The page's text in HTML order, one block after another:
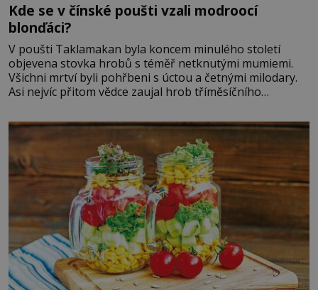
Kde se v čínské poušti vzali modroocí
blonďáci?
V poušti Taklamakan byla koncem minulého století
objevena stovka hrobů s téměř netknutými mumiemi.
Všichni mrtví byli pohřbeni s úctou a četnými milodary.
Asi nejvíc přitom vědce zaujal hrob tříměsíčního
blonďaté vlásky. Fakt, že jsou těla dávných lidí nesmírně
dobře zachovalá, přičítají odborníci zdejším klimatickým
podmínkám. Sucho, prosolené písky a extrémně